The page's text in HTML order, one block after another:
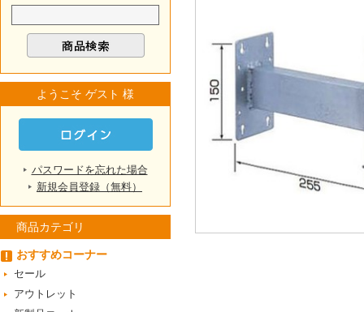
ようこそ ゲスト 様
パスワードを忘れた場合
新規会員登録（無料）
商品カテゴリ
おすすめコーナー
セール
アウトレット